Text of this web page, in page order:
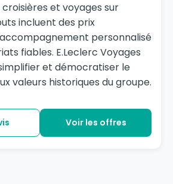
croisières et voyages sur
incluent des prix
personnalisé
fiables. E.Leclerc Voyages
et démocratiser le
valeurs historiques du groupe.
Voir les offres